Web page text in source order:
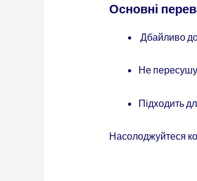
Основні
Дбайливо
Не
Підходить
Насолоджуйтеся